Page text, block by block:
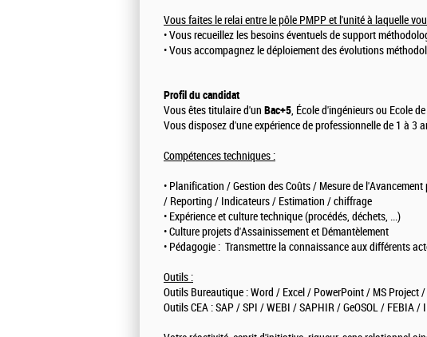
Vous faites le relai entre le pôle PMPP et l'unité à laquelle
• Vous recueillez les besoins éventuels de support
• Vous accompagnez le déploiement des évolutions
Profil du candidat
Vous êtes titulaire d'un Bac+5, École d'ingénieurs ou Ecole
Vous disposez d'une expérience de professionnelle de 1 à 3
Compétences techniques :
• Planification / Gestion des Coûts / Mesure de
/ Reporting / Indicateurs / Estimation / chiffrage
• Expérience et culture technique (procédés, déchets, ...)
• Culture projets d'Assainissement et Démantèlement
• Pédagogie : Transmettre la connaissance aux différents
Outils :
Outils Bureautique : Word / Excel / PowerPoint / MS Project
Outils CEA : SAP / SPI / WEBI / SAPHIR / GeOSOL / FEBIA /